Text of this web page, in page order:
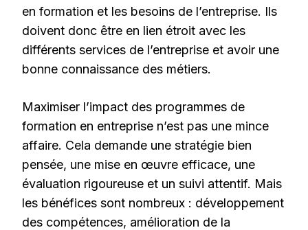
en formation et les besoins de l’entreprise. Ils
doivent donc être en lien étroit avec les
différents services de l’entreprise et avoir une
bonne connaissance des métiers.
Maximiser l’impact des programmes de
formation en entreprise n’est pas une mince
affaire. Cela demande une stratégie bien
pensée, une mise en œuvre efficace, une
évaluation rigoureuse et un suivi attentif. Mais
les bénéfices sont nombreux : développement
des compétences, amélioration de la